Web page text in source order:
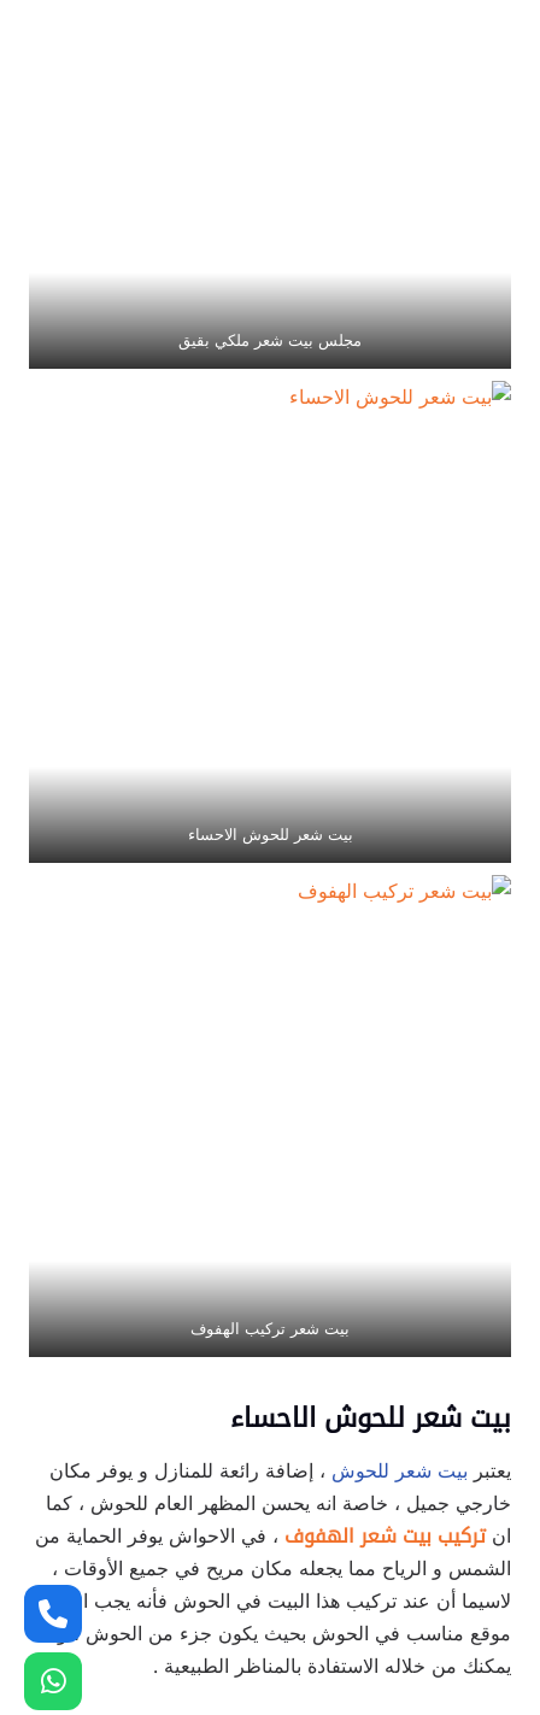
مجلس بيت شعر ملكي بقيق
بيت شعر للحوش الاحساء
بيت شعر تركيب الهفوف
بيت شعر للحوش الاحساء
يعتبربيت شعر للحوش ، إضافة رائعة للمنازل و يوفر مكان
خارجي جميل ، خاصة انه يحسن المظهر العام للحوش ، كما
انتركيب بيت شعر الهفوف ، في الاحواش يوفر الحماية من
الشمس و الرياح مما يجعله مكان مريح في جميع الأوقات ،
لاسيما أن عند تركيب هذا البيت في الحوش فأنه يجب اختيار
موقع مناسب في الحوش بحيث يكون جزء من الحوش ، و
يمكنك من خلاله الاستفادة بالمناظر الطبيعية .